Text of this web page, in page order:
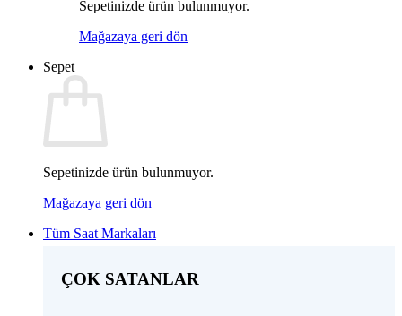
Sepetinizde ürün bulunmuyor.
Mağazaya geri dön
Sepet
Sepetinizde ürün bulunmuyor.
Mağazaya geri dön
Tüm Saat Markaları
ÇOK SATANLAR